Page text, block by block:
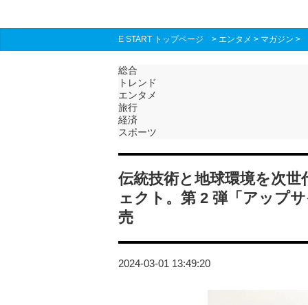
E START トップページ > エンタメ > マガジン >
総合
トレンド
エンタメ
旅行
経済
スポーツ
伝統技術と地球環境を次
ェクト。第 2 弾「アップ
売
2024-03-01 13:49:20